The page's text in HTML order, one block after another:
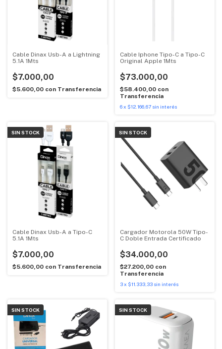
Cable Dinax Usb-A a Lightning
5.1A 1Mts
$7.000,00
$5.600,00 con Transferencia
Cable Iphone Tipo-C a Tipo-C
Original Apple 1Mts
$73.000,00
$58.400,00 con
Transferencia
6 x $12.166,67 sin interés
SIN STOCK
Cable Dinax Usb-A a Tipo-C
5.1A 1Mts
$7.000,00
$5.600,00 con Transferencia
SIN STOCK
Cargador Motorola 50W Tipo-
C Doble Entrada Certificado
$34.000,00
$27.200,00 con
Transferencia
3 x $11.333,33 sin interés
SIN STOCK SIN STOCK